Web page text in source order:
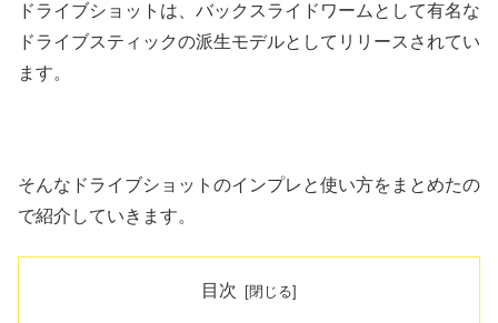
ドライブショットは、バックスライドワームとして有名な
ドライブスティックの派生モデルとしてリリースされてい
ます。
そんなドライブショットのインプレと使い方をまとめたの
で紹介していきます。
目次